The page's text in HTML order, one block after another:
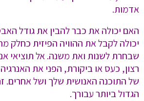
אדמות.
האם יכולה את כבר להבין את גודל
יכולה לקבל את ההוויה הפיזית כחלק
שבחרת לשנות ואת משנה. אל תוציאי
רצון, כעס או ביקורת, הפני את
של התוכנה האנושית שלך ושל אחרים.
הגדול ביותר עבורך.